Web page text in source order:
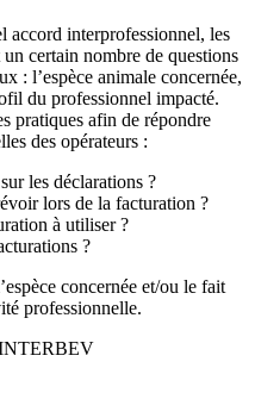
accord interprofessionnel, les
certain nombre de questions
: l’espèce animale concernée,
du professionnel impacté.
pratiques afin de répondre
des opérateurs :
les déclarations ?
lors de la facturation ?
à utiliser ?
?
concernée et/ou le fait
professionnelle.
INTERBEV